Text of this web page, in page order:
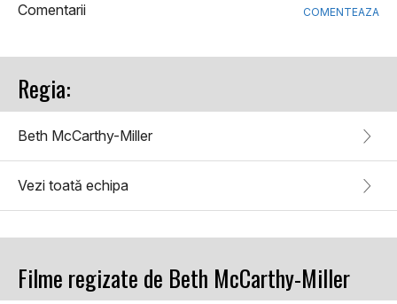
Comentarii COMENTEAZA
Regia:
Beth McCarthy-Miller
Vezi toată echipa
Filme regizate de Beth McCarthy-Miller